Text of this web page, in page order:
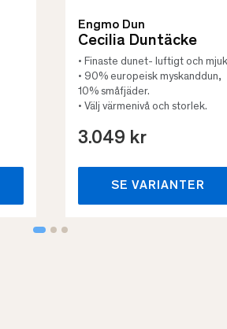
Engmo Dun
Cecilia Duntäcke
• Finaste dunet- luftigt och
• 90% europeisk myskanddun,
10% småfjäder.
• Välj värmenivå och storlek.
3.049 kr
SE VARIANTER